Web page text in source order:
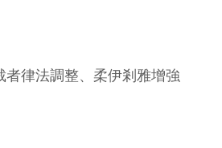
者律法調整、柔伊剎雅增強